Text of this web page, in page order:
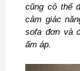
cũng có thể
cảm giác
sofa đơn và
ấm áp.